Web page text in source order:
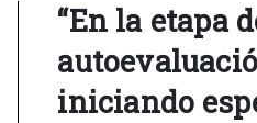
“En la etapa
iniciando